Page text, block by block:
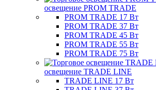
освещение PROM TRADE
PROM TRADE 17 Вт
PROM TRADE 37 Вт
PROM TRADE 45 Вт
PROM TRADE 55 Вт
PROM TRADE 75 Вт
освещение TRADE LINE
TRADE LINE 17 Вт